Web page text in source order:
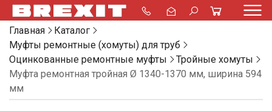
Главная
Каталог
Муфты ремонтные (хомуты) для труб
Оцинкованные ремонтные муфты
Тройные хомуты
Муфта ремонтная тройная Ø 1340-1370 мм, ширина 594
мм